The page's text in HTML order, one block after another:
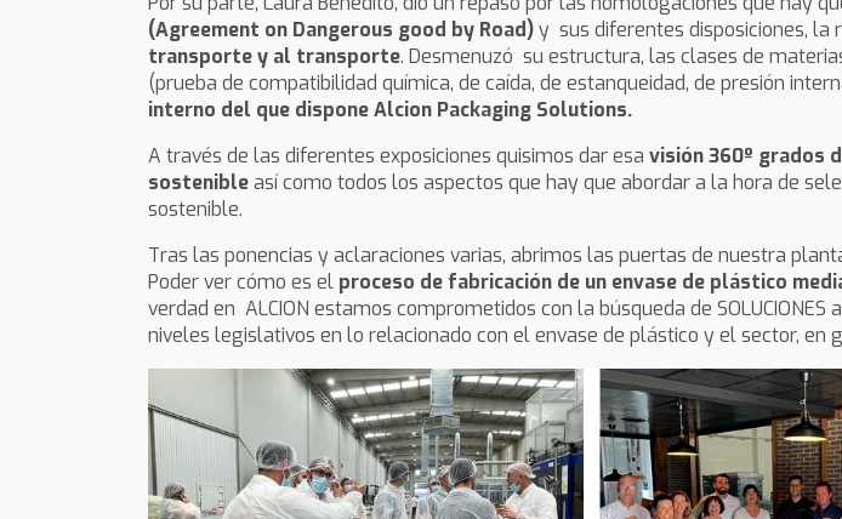
(Agreement on Dangerous good by Road)y sus diferentes disposiciones, la
transporte y al transporte. Desmenuzó su estructura, las clases de
(prueba de compatibilidad química, de caída, de estanqueidad, de presión
interno del que dispone Alcion Packaging Solutions.
A través de las diferentes exposiciones quisimos dar esa visión 360º grados
sostenibleasí como todos los aspectos que hay que abordar a la hora de
sostenible.
Tras las ponencias y aclaraciones varias, abrimos las puertas de nuestra
Poder ver cómo es el proceso de fabricación de un envase de plástico
verdad en ALCION estamos comprometidos con la búsqueda de
niveles legislativos en lo relacionado con el envase de plástico y el sector, en